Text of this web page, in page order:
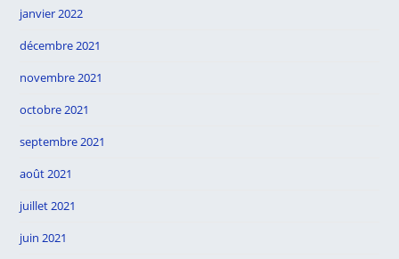
janvier 2022
décembre 2021
novembre 2021
octobre 2021
septembre 2021
août 2021
juillet 2021
juin 2021